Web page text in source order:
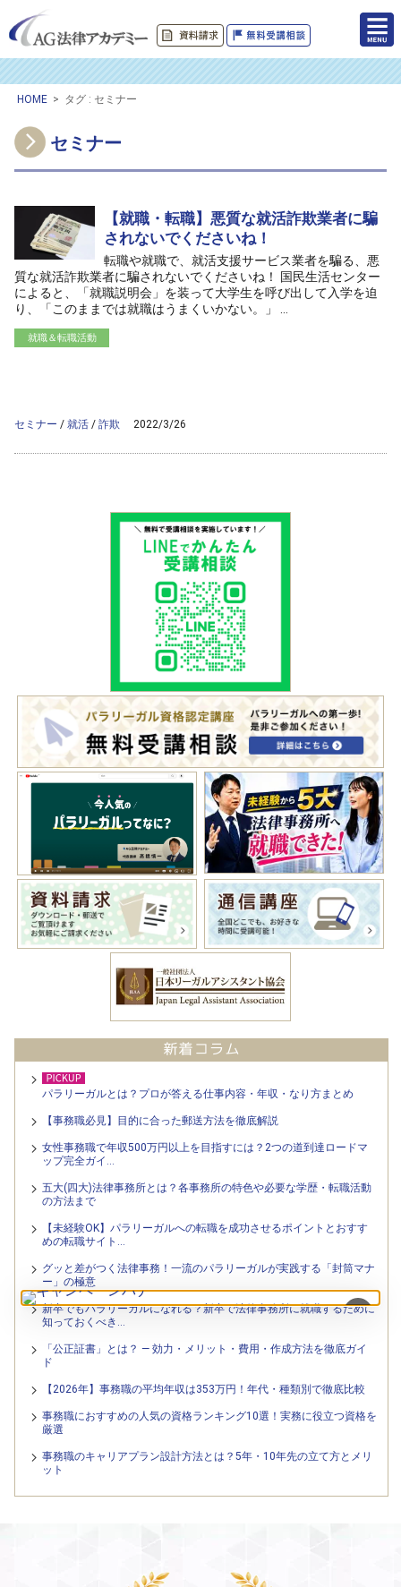
×
HOME > タグ : セミナー
セミナー
【就職・転職】悪質な就活詐欺業者に騙
されないでくださいね！
転職や就職で、就活支援サービス業者を騙る、悪
質な就活詐欺業者に騙されないでくださいね！ 国民生活センター
によると、「就職説明会」を装って大学生を呼び出して入学を迫
り、「このままでは就職はうまくいかない。」 ...
就職＆転職活動
セミナー / 就活 / 詐欺 2022/3/26
パラリーガルとは？プロが答える仕事内容・年収・なり方まとめ
【事務職必見】目的に合った郵送方法を徹底解説
女性事務職で年収500万円以上を目指すには？2つの道到達ロードマ
ップ完全ガイ…
五大(四大)法律事務所とは？各事務所の特色や必要な学歴・転職活動
の方法まで
【未経験OK】パラリーガルへの転職を成功させるポイントとおすす
めの転職サイト…
グッと差がつく法律事務！一流のパラリーガルが実践する「封筒マナ
ー」の極意
新卒でもパラリーガルになれる？新卒で法律事務所に就職するために
知っておくべき…
「公正証書」とは？ — 効力・メリット・費用・作成方法を徹底ガイ
ド
【2026年】事務職の平均年収は353万円！年代・種類別で徹底比較
事務職におすすめの人気の資格ランキング10選！実務に役立つ資格を
厳選
事務職のキャリアプラン設計方法とは？5年・10年先の立て方とメリ
ット